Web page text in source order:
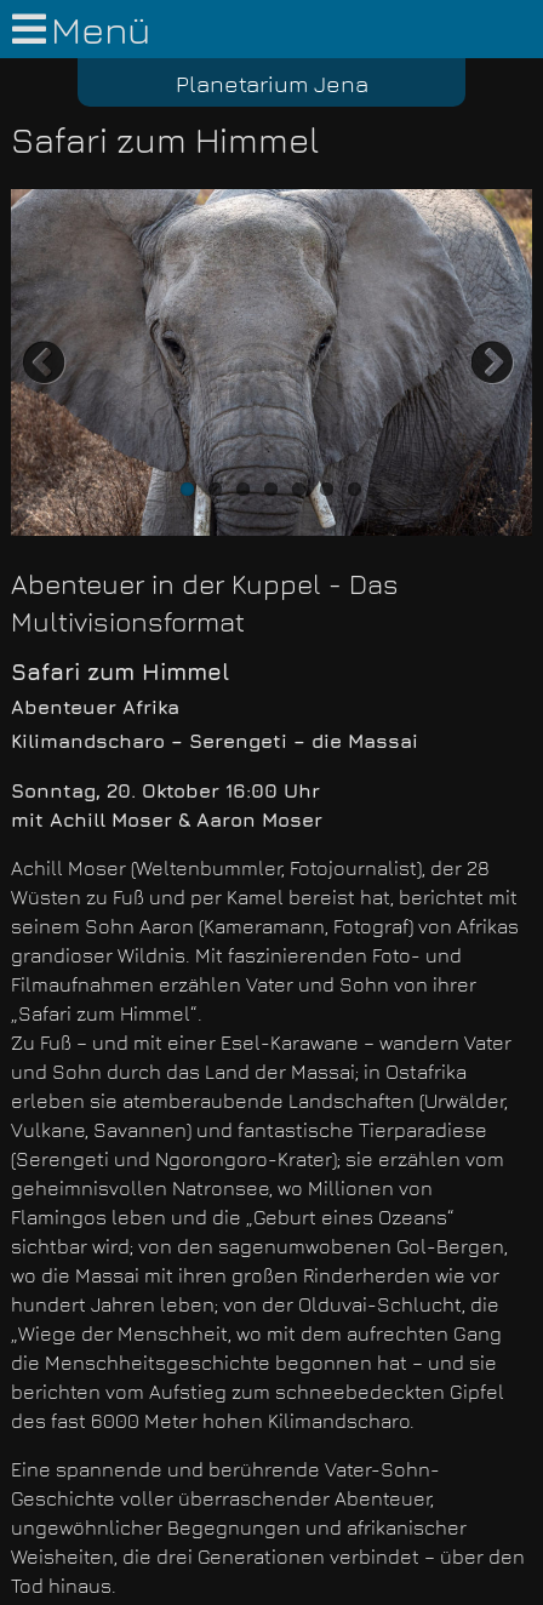
Menü
Planetarium Jena
Safari zum Himmel
Previous
Abenteuer in der Kuppel - Das
Multivisionsformat
Safari zum Himmel
Abenteuer Afrika
Kilimandscharo – Serengeti – die Massai
Sonntag, 20. Oktober 16:00 Uhr
mit Achill Moser & Aaron Moser
Achill Moser (Weltenbummler, Fotojournalist), der 28
Wüsten zu Fuß und per Kamel bereist hat, berichtet mit
seinem Sohn Aaron (Kameramann, Fotograf) von Afrikas
grandioser Wildnis. Mit faszinierenden Foto- und
Filmaufnahmen erzählen Vater und Sohn von ihrer
„Safari zum Himmel“.
Zu Fuß – und mit einer Esel-Karawane – wandern Vater
und Sohn durch das Land der Massai; in Ostafrika
erleben sie atemberaubende Landschaften (Urwälder,
Vulkane, Savannen) und fantastische Tierparadiese
(Serengeti und Ngorongoro-Krater); sie erzählen vom
geheimnisvollen Natronsee, wo Millionen von
Flamingos leben und die „Geburt eines Ozeans“
sichtbar wird; von den sagenumwobenen Gol-Bergen,
wo die Massai mit ihren großen Rinderherden wie vor
hundert Jahren leben; von der Olduvai-Schlucht, die
„Wiege der Menschheit, wo mit dem aufrechten Gang
die Menschheitsgeschichte begonnen hat – und sie
berichten vom Aufstieg zum schneebedeckten Gipfel
des fast 6000 Meter hohen Kilimandscharo.
Eine spannende und berührende Vater-Sohn-
Geschichte voller überraschender Abenteuer,
ungewöhnlicher Begegnungen und afrikanischer
Weisheiten, die drei Generationen verbindet – über den
Tod hinaus.